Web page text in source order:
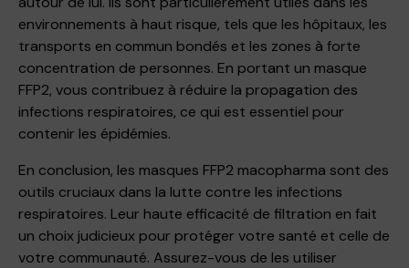
environnements à haut risque, tels que les hôpitaux, les
transports en commun bondés et les zones à forte
concentration de personnes. En portant un masque
FFP2, vous contribuez à réduire la propagation des
infections respiratoires, ce qui est essentiel pour
contenir les épidémies.
En conclusion, les masques FFP2 macopharma sont des
outils cruciaux dans la lutte contre les infections
respiratoires. Leur haute efficacité de filtration en fait
un choix judicieux pour protéger votre santé et celle de
votre communauté. Assurez-vous de les utiliser